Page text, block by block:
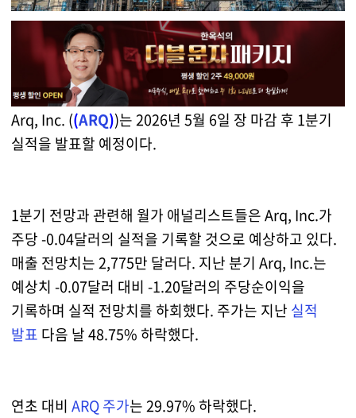
Arq, Inc. ((ARQ))는 2026년 5월 6일 장 마감 후 1분기
실적을 발표할 예정이다.
1분기 전망과 관련해 월가 애널리스트들은 Arq, Inc.가
주당 -0.04달러의 실적을 기록할 것으로 예상하고 있다.
매출 전망치는 2,775만 달러다. 지난 분기 Arq, Inc.는
예상치 -0.07달러 대비 -1.20달러의 주당순이익을
기록하며 실적 전망치를 하회했다. 주가는 지난 실적
발표 다음 날 48.75% 하락했다.
연초 대비 ARQ 주가는 29.97% 하락했다.